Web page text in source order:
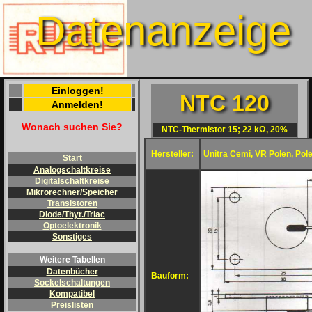
Datenanzeige
Einloggen!
Anmelden!
Wonach suchen Sie?
Start
Analogschaltkreise
Digitalschaltkreise
Mikrorechner/Speicher
Transistoren
Diode/Thyr./Triac
Optoelektronik
Sonstiges
Weitere Tabellen
Datenbücher
Sockelschaltungen
Kompatibel
Preislisten
NTC 120
NTC-Thermistor 15; 22 kΩ, 20%
Hersteller: Unitra Cemi, VR Polen,
Bauform: